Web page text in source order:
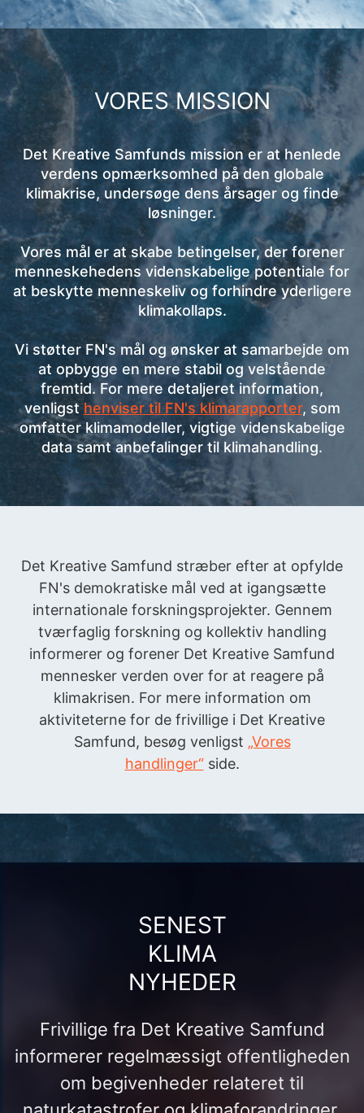
VORES MISSION
Det Kreative Samfunds mission er at henlede
verdens opmærksomhed på den globale
klimakrise, undersøge dens årsager og finde
løsninger.
Vores mål er at skabe betingelser, der forener
menneskehedens videnskabelige potentiale for
at beskytte menneskeliv og forhindre yderligere
klimakollaps.
Vi støtter FN's mål og ønsker at samarbejde om
at opbygge en mere stabil og velstående
fremtid. For mere detaljeret information,
venligsthenviser til FN's klimarapporter, som
omfatter klimamodeller, vigtige videnskabelige
data samt anbefalinger til klimahandling.
Det Kreative Samfund stræber efter at opfylde
FN's demokratiske mål ved at igangsætte
internationale forskningsprojekter. Gennem
tværfaglig forskning og kollektiv handling
informerer og forener Det Kreative Samfund
mennesker verden over for at reagere på
klimakrisen. For mere information om
aktiviteterne for de frivillige i Det Kreative
Samfund, besøg venligst „Vores
handlinger“side.
SENEST
KLIMA
NYHEDER
Frivillige fra Det Kreative Samfund
informerer regelmæssigt offentligheden
om begivenheder relateret til